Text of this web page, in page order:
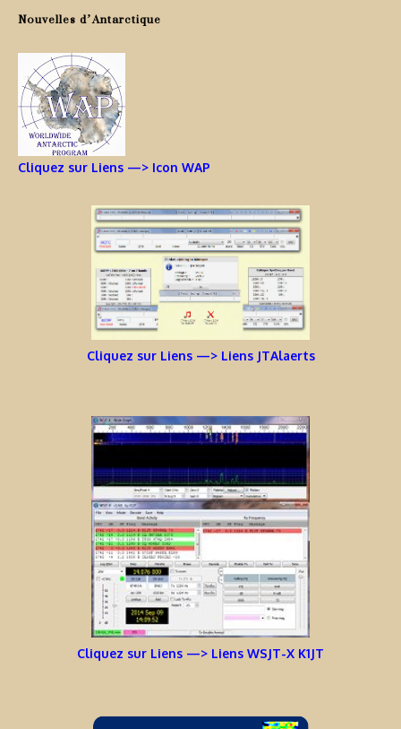
Nouvelles d’Antarctique
Cliquez sur Liens —> Icon WAP
Cliquez sur Liens —> Liens JTAlaerts
Cliquez sur Liens —> Liens WSJT-X K1JT